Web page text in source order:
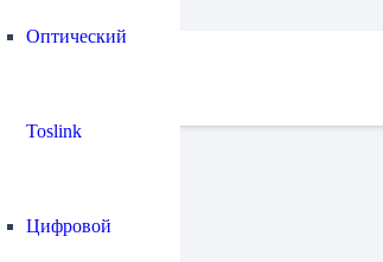
Оптический
Toslink
Цифровой